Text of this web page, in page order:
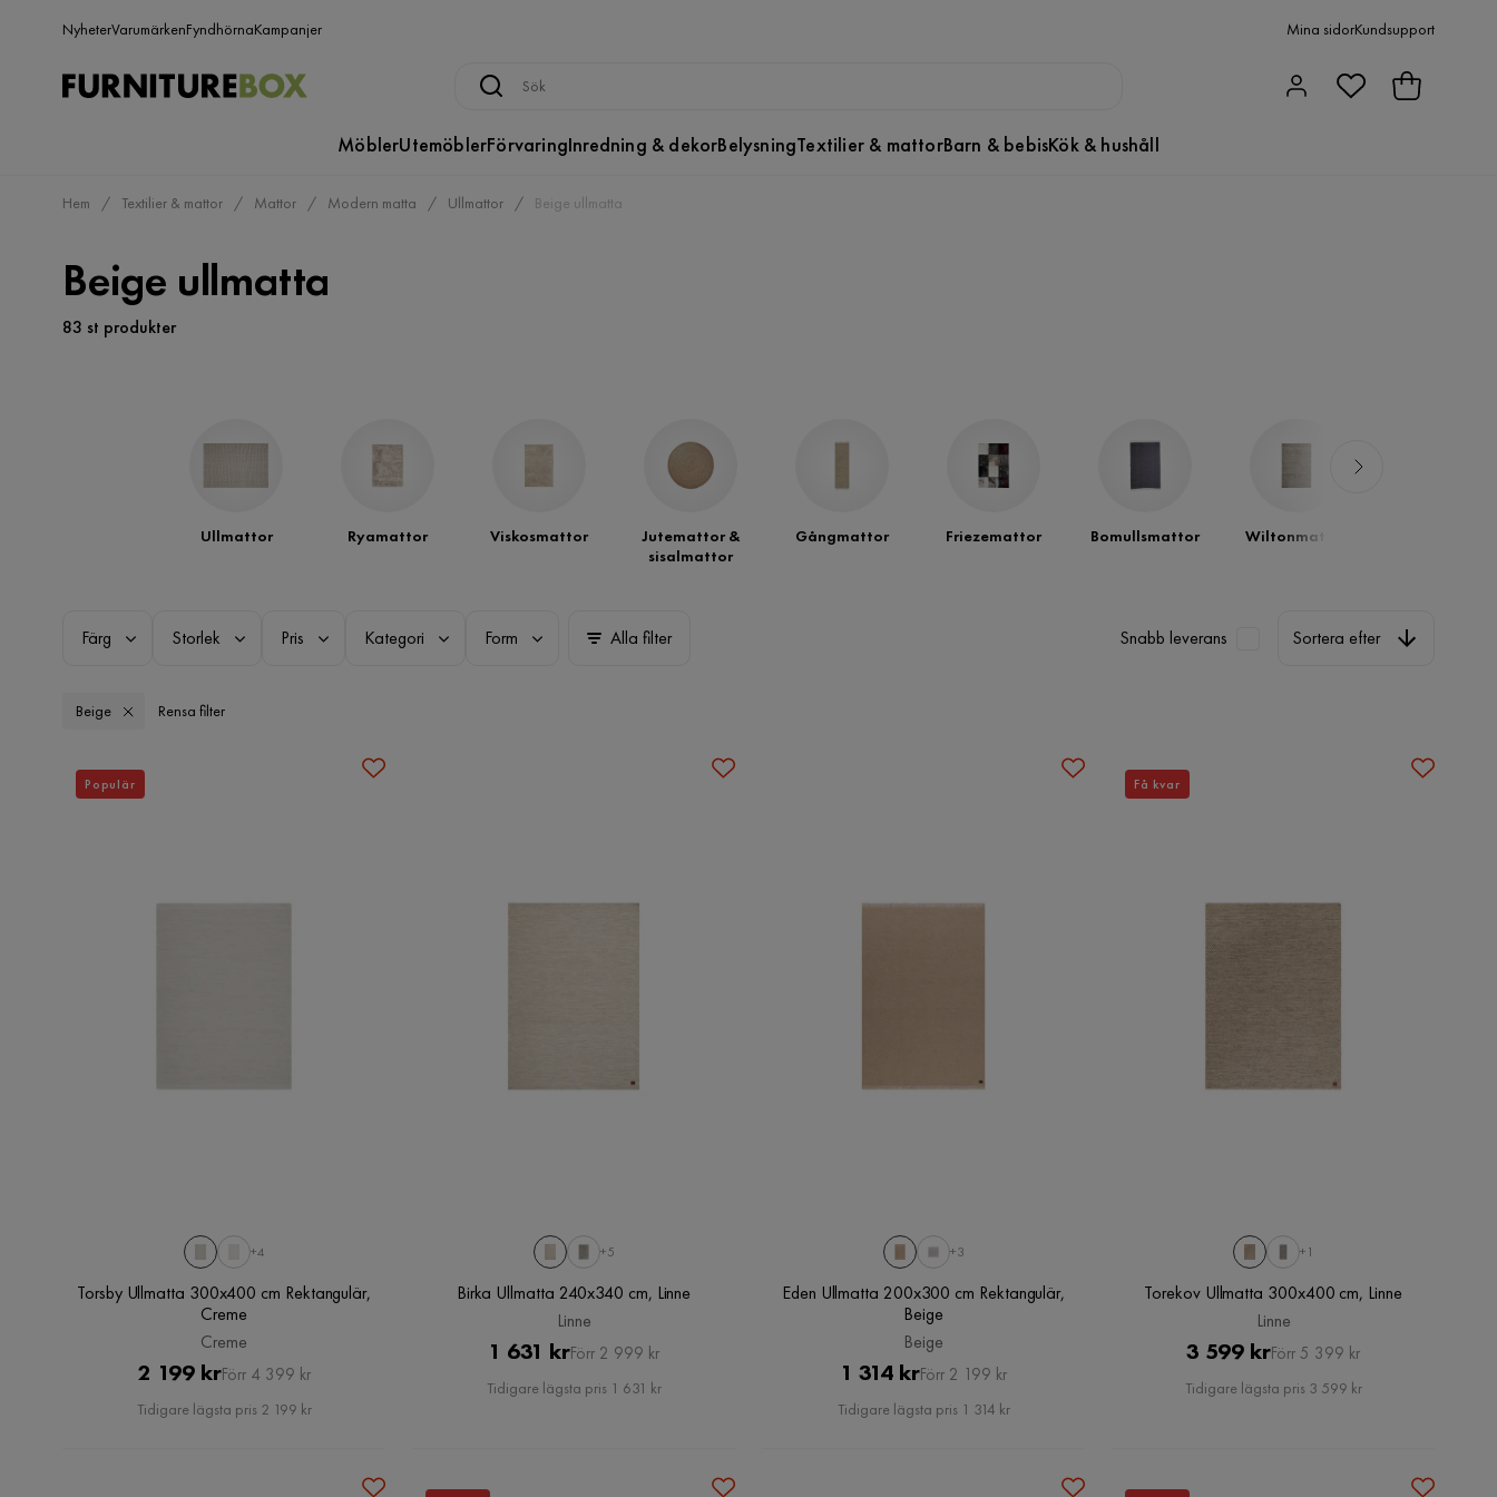
NyheterVarumärkenFyndhörnaKampanjer Mina sidorKundsupport
MöblerUtemöblerFörvaringInredning & dekorBelysningTextilier & mattorBarn & bebisKök & hushåll
Hem Textilier & mattor Mattor Modern matta Ullmattor Beige ullmatta
Beige ullmatta
83 st produkter
Ullmattor Ryamattor Viskosmattor
Jutemattor &
sisalmattor
Gångmattor Friezemattor Bomullsmattor Wiltonmattor
Färg Storlek Pris Kategori Form Alla filter Snabb leverans Sortera efter
Beige Rensa filter
+4
Torsby Ullmatta 300x400 cm Rektangulär,
Creme
Creme
Pris
2 199 krOriginal
Pris
Förr 4 399 kr
Tidigare lägsta pris 2 199 kr
Populär
+5
Birka Ullmatta 240x340 cm, Linne
Linne
Pris
1 631 krOriginal
Pris
Förr 2 999 kr
Tidigare lägsta pris 1 631 kr
+3
Eden Ullmatta 200x300 cm Rektangulär,
Beige
Beige
Pris
1 314 krOriginal
Pris
Förr 2 199 kr
Tidigare lägsta pris 1 314 kr
+1
Torekov Ullmatta 300x400 cm, Linne
Linne
Pris
3 599 krOriginal
Pris
Förr 5 399 kr
Tidigare lägsta pris 3 599 kr
Få kvar